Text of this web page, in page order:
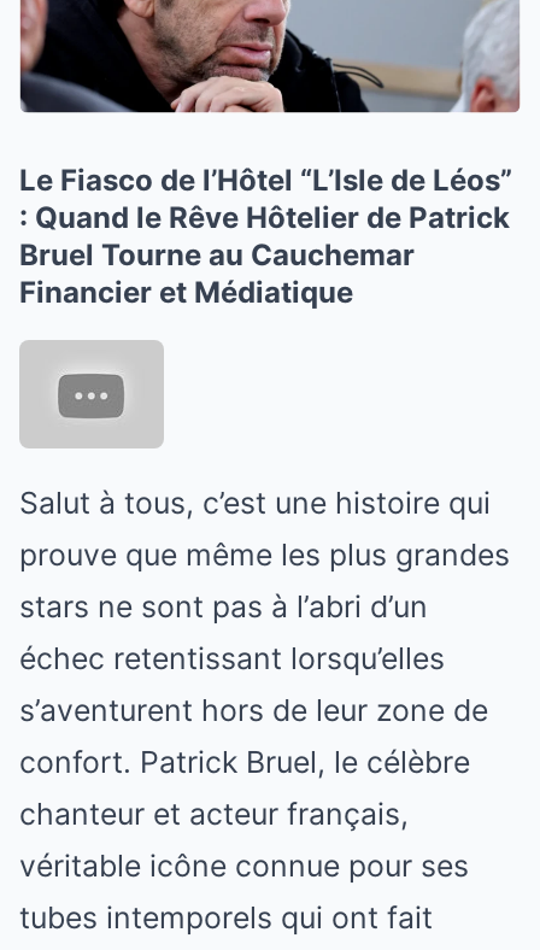
Le Fiasco de l’Hôtel “L’Isle de Léos”
: Quand le Rêve Hôtelier de Patrick
Bruel Tourne au Cauchemar
Financier et Médiatique
Salut à tous, c’est une histoire qui
prouve que même les plus grandes
stars ne sont pas à l’abri d’un
échec retentissant lorsqu’elles
s’aventurent hors de leur zone de
confort. Patrick Bruel, le célèbre
chanteur et acteur français,
véritable icône connue pour ses
tubes intemporels qui ont fait